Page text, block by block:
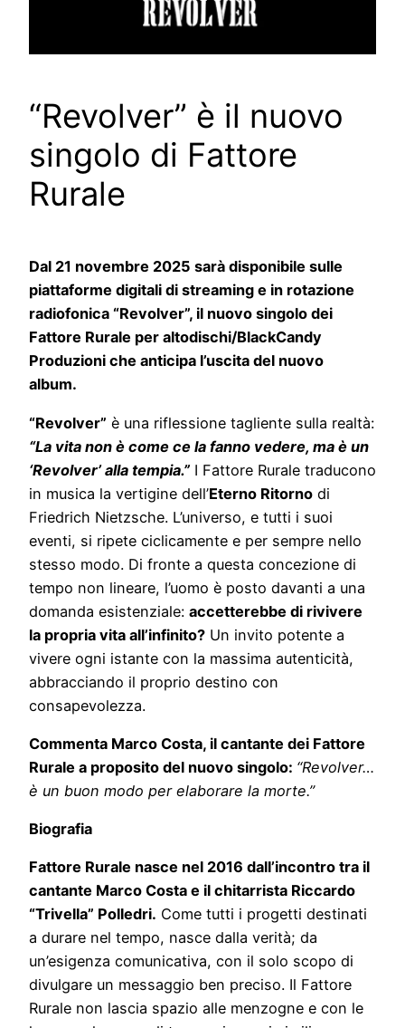
“Revolver” è il nuovo
singolo di Fattore
Rurale
Dal 21 novembre 2025 sarà disponibile sulle
piattaforme digitali di streaming e in rotazione
radiofonica “Revolver”, il nuovo singolo dei
Fattore Rurale per altodischi/BlackCandy
Produzioni che anticipa l’uscita del nuovo
album.
“Revolver” è una riflessione tagliente sulla realtà:
“La vita non è come ce la fanno vedere, ma è un
‘Revolver’ alla tempia.” I Fattore Rurale traducono
in musica la vertigine dell’Eterno Ritorno di
Friedrich Nietzsche. L’universo, e tutti i suoi
eventi, si ripete ciclicamente e per sempre nello
stesso modo. Di fronte a questa concezione di
tempo non lineare, l’uomo è posto davanti a una
domanda esistenziale: accetterebbe di rivivere
la propria vita all’infinito? Un invito potente a
vivere ogni istante con la massima autenticità,
abbracciando il proprio destino con
consapevolezza.
Commenta Marco Costa, il cantante dei Fattore
Rurale a proposito del nuovo singolo: “Revolver…
è un buon modo per elaborare la morte.”
Biografia
Fattore Rurale nasce nel 2016 dall’incontro tra il
cantante Marco Costa e il chitarrista Riccardo
“Trivella” Polledri. Come tutti i progetti destinati
a durare nel tempo, nasce dalla verità; da
un’esigenza comunicativa, con il solo scopo di
divulgare un messaggio ben preciso. Il Fattore
Rurale non lascia spazio alle menzogne e con le